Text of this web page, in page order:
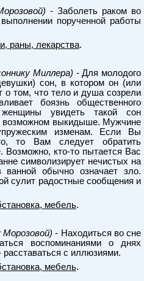
- Заболеть раком во
порученной работы
раны, лекарства.
Миллера) - Для молодого
сон, в котором он (или
о том, что тело и душа созрели
боязнь общественного
увидеть такой сон
возможном выкидыше. Мужчине
изменам. Если Вы
то Вам следует обратить
кто-то пытается Вас
символизирует нечистых на
ванной обычно означает зло.
сулит радостные сообщения и
мебель.
Морозовой) - Находиться во сне
воспоминаниями о днях
с иллюзиями.
мебель.